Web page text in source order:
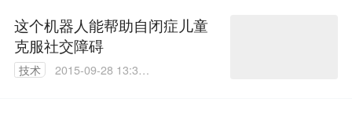
这个机器人能帮助自闭症儿童
克服社交障碍
技术
2015-09-28 13:36: